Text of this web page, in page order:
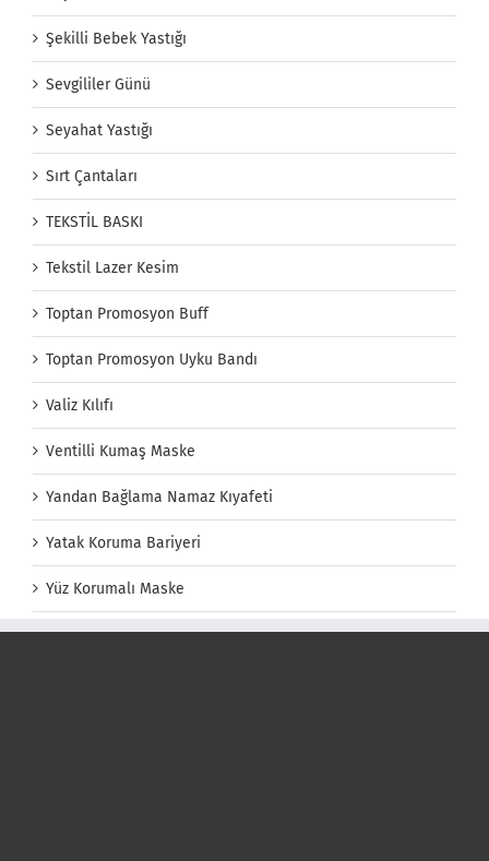
Şekilli Bebek Yastığı
Sevgililer Günü
Seyahat Yastığı
Sırt Çantaları
TEKSTİL BASKI
Tekstil Lazer Kesim
Toptan Promosyon Buff
Toptan Promosyon Uyku Bandı
Valiz Kılıfı
Ventilli Kumaş Maske
Yandan Bağlama Namaz Kıyafeti
Yatak Koruma Bariyeri
Yüz Korumalı Maske